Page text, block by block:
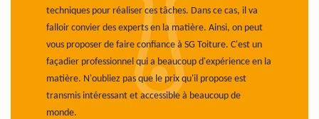
techniques pour réaliser ces tâches. Dans ce cas, il va
falloir convier des experts en la matière. Ainsi, on peut
vous proposer de faire confiance à SG Toiture. C'est un
façadier professionnel qui a beaucoup d'expérience en la
matière. N'oubliez pas que le prix qu'il propose est
transmis intéressant et accessible à beaucoup de
monde.